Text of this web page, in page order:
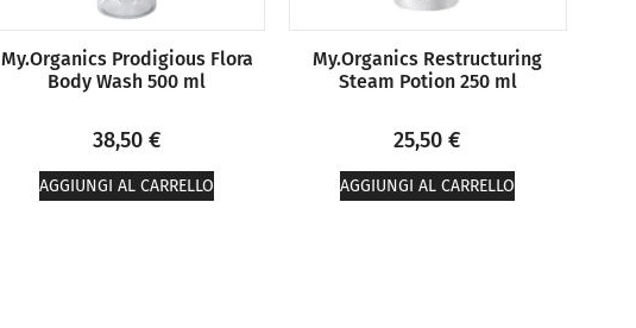
My.Organics Prodigious Flora
Body Wash 500 ml
38,50 €
AGGIUNGI AL CARRELLO
My.Organics Restructuring
Steam Potion 250 ml
25,50€
AGGIUNGI AL CARRELLO